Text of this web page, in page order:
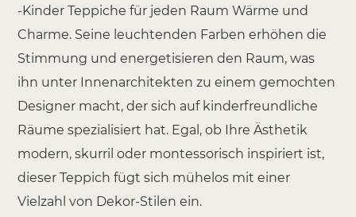
-Kinder Teppiche für jeden Raum Wärme und
Charme. Seine leuchtenden Farben erhöhen die
Stimmung und energetisieren den Raum, was
ihn unter Innenarchitekten zu einem gemochten
Designer macht, der sich auf kinderfreundliche
Räume spezialisiert hat. Egal, ob Ihre Ästhetik
modern, skurril oder montessorisch inspiriert ist,
dieser Teppich fügt sich mühelos mit einer
Vielzahl von Dekor-Stilen ein.